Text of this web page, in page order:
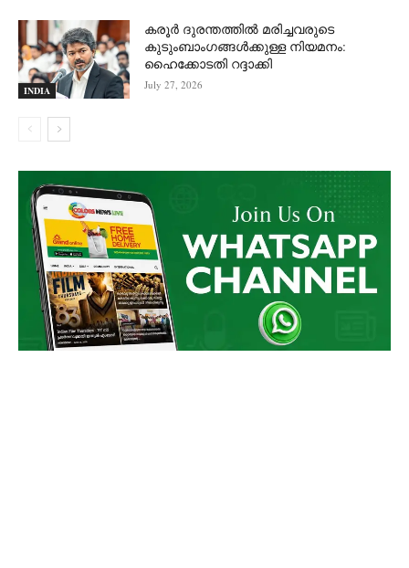
INDIA
കരൂർ ദുരന്തത്തിൽ മരിച്ചവരുടെ
കുടുംബാംഗങ്ങൾക്കുള്ള നിയമനം:
ഹൈക്കോടതി റദ്ദാക്കി
July 27, 2026